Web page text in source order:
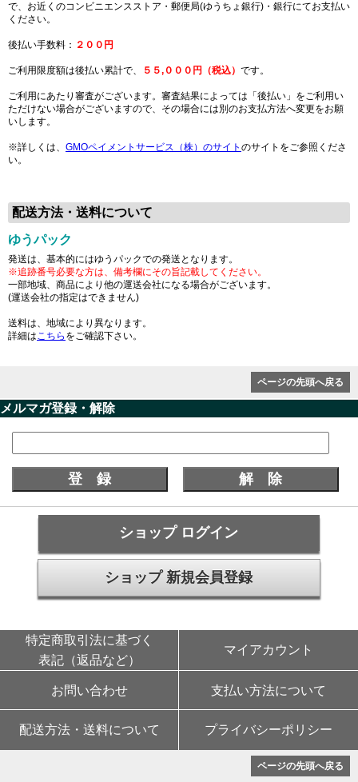
で、お近くのコンビニエンスストア・郵便局(ゆうちょ銀行)・銀行にてお支払い
ください。
後払い手数料： ２００円
ご利用限度額は後払い累計で、 ５５,０００円（税込） です。
ご利用にあたり審査がございます。審査結果によっては「後払い」をご利用い
ただけない場合がございますので、その場合には別のお支払方法へ変更をお願
いします。
※詳しくは、 GMOペイメントサービス（株）のサイト のサイトをご参照くださ
い。
配送方法・送料について
ゆうパック
発送は、基本的にはゆうパックでの発送となります。
※追跡番号必要な方は、備考欄にその旨記載してください。
一部地域、商品により他の運送会社になる場合がございます。
(運送会社の指定はできません)
送料は、地域により異なります。
詳細はこちら をご確認下さい。
ページの先頭へ戻る
メルマガ登録・解除
ショップ ログイン
ショップ 新規会員登録
特定商取引法に基づく
表記（返品など）
マイアカウント
お問い合わせ 支払い方法について
配送方法・送料について プライバシーポリシー
ページの先頭へ戻る